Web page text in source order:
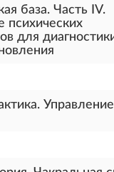
база. Часть IV.
психических
для
Управление